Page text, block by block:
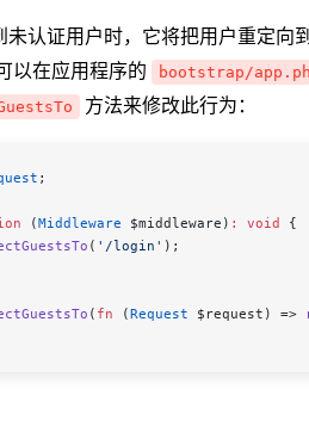
未认证用户时，它将把用户重定向
以在应用程序的 bootstrap/
方法来修改此行为：
;
(Middleware $middleware ) : void {
( '/login' );
( fn (Request $request ) =>